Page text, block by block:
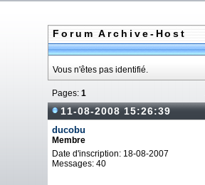
Forum Archive-Host
Vous n'êtes pas identifié.
Pages:1
11-08-2008 15:26:39
ducobu
Membre
Date d'inscription: 18-08-2007
Messages: 40